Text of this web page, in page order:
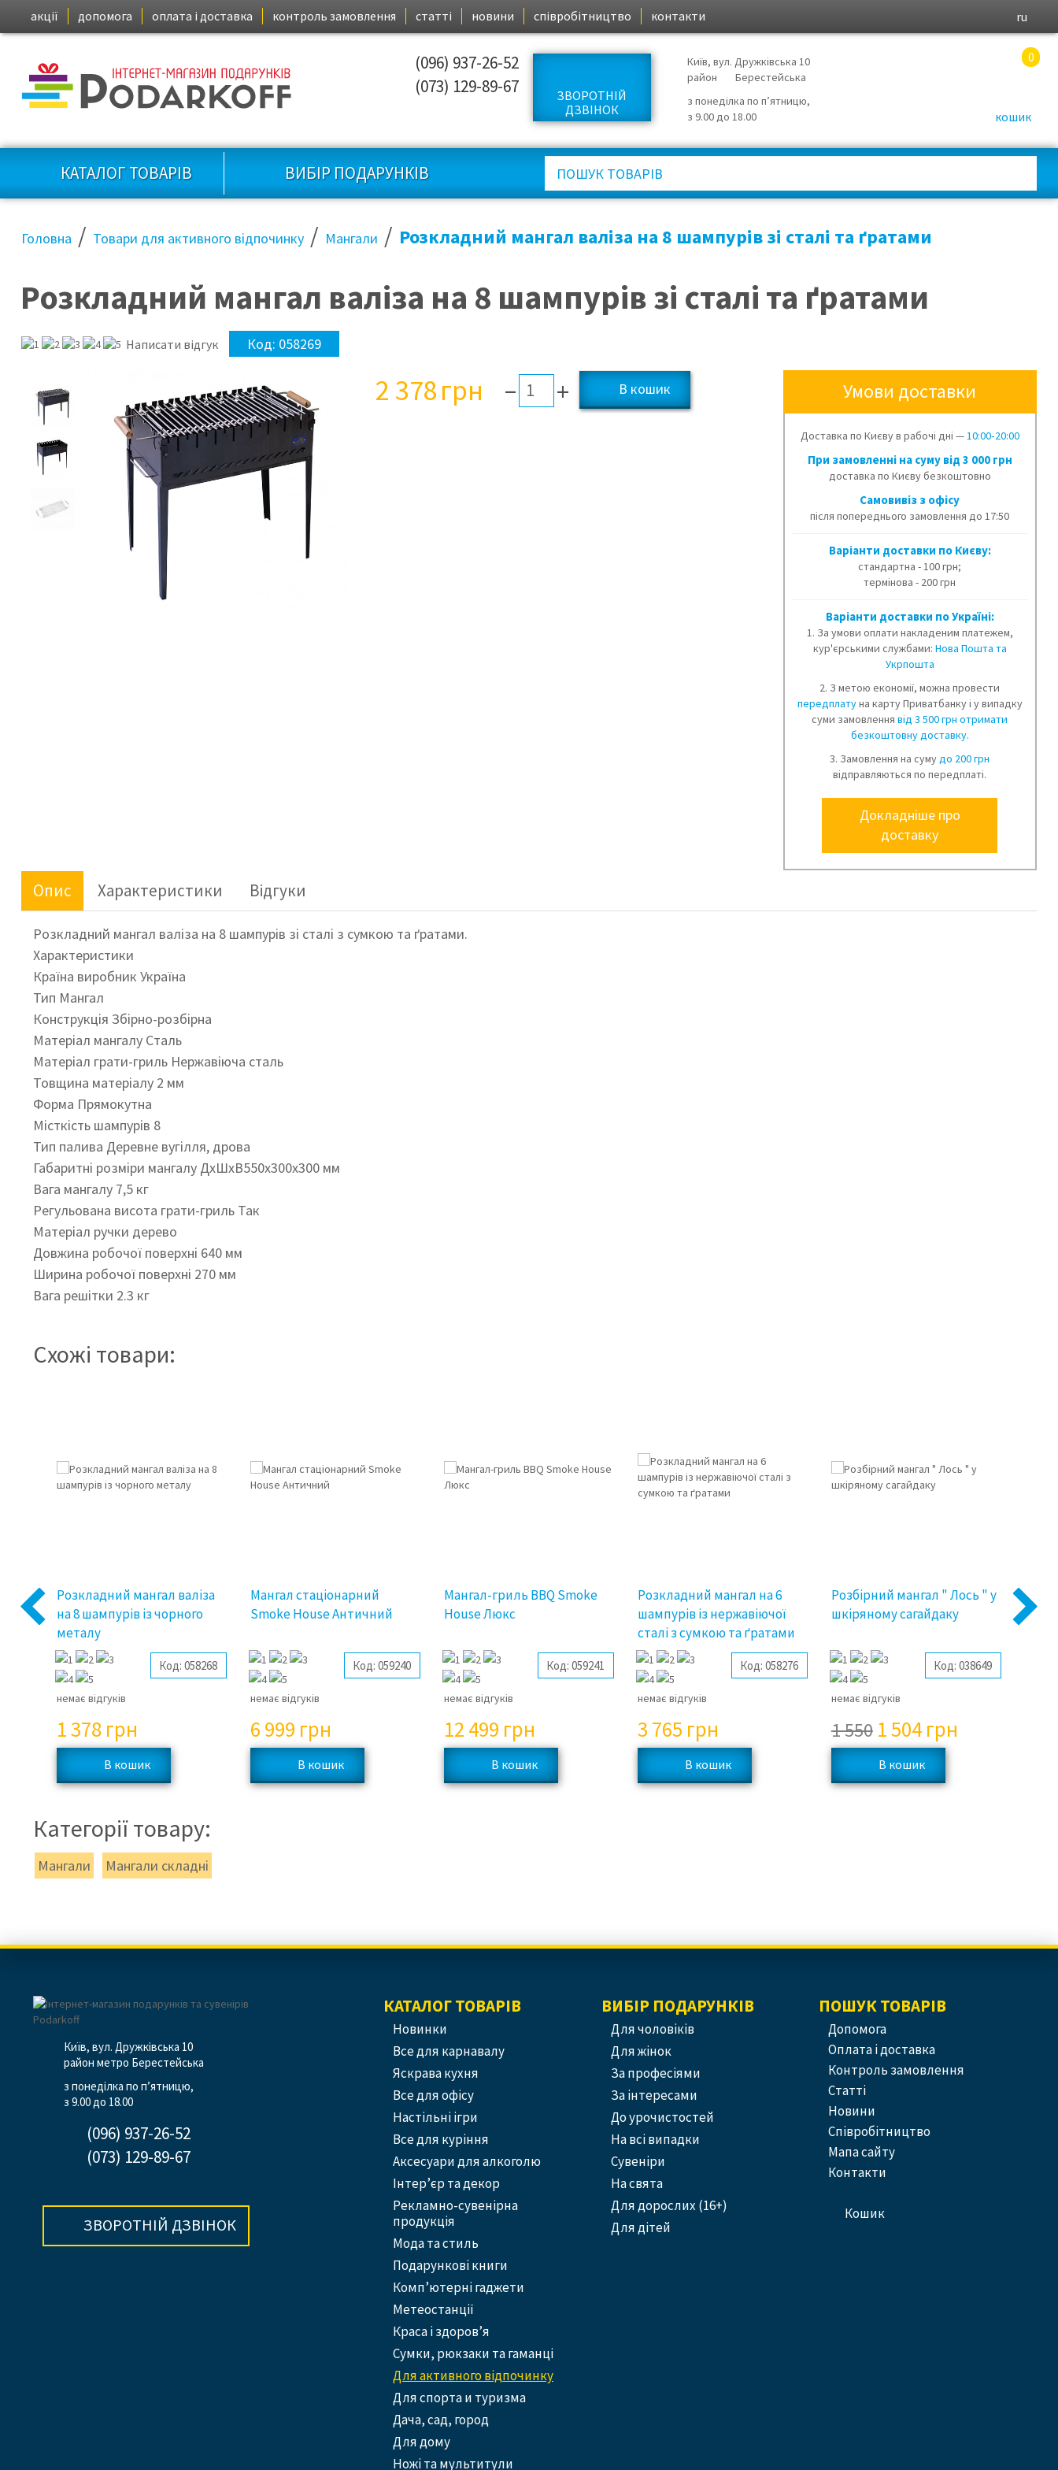
акції допомога оплата і доставка контроль замовлення статті новини співробітництво контакти ru
(096) 937-26-52
(073) 129-89-67
ЗВОРОТНІЙ
ДЗВІНОК
Київ, вул. Дружківська 10
район
Берестейська
з понеділка по п’ятницю,
з 9.00 до 18.00
0
кошик
КАТАЛОГ ТОВАРІВ ВИБІР ПОДАРУНКІВ
Головна / Товари для активного відпочинку / Мангали / Розкладний мангал валіза на 8 шампурів зі сталі та ґратами
Розкладний мангал валіза на 8 шампурів зі сталі та ґратами
Написати відгук Код: 058269
2 378грн – + Умови доставки
Доставка по Києву в рабочі дні —10:00‑20:00
При замовленні на суму від 3 000 грн
доставка по Києву безкоштовно
Cамовивіз з офісу
після попереднього замовлення до 17:50
Варіанти доставки по Києву:
стандартна - 100 грн;
термінова - 200 грн
Варіанти доставки по Україні:
1. За умови оплати накладеним платежем,
кур'єрськими службами: Нова Пошта та
Укрпошта
2. З метою економії, можна провести
передплатуна карту Приватбанку і у випадку
суми замовленнявід 3 500 грн отримати
безкоштовну доставку.
3. Замовлення на сумудо 200 грн
відправляються по передплаті.
Докладніше про
доставку
Опис Характеристики Відгуки
Розкладний мангал валіза на 8 шампурів зі сталі з сумкою та ґратами.
Характеристики
Країна виробник Україна
Тип Мангал
Конструкція Збірно-розбірна
Матеріал мангалу Сталь
Матеріал грати-гриль Нержавіюча сталь
Товщина матеріалу 2 мм
Форма Прямокутна
Місткість шампурів 8
Тип палива Деревне вугілля, дрова
Габаритні розміри мангалу ДхШхВ550х300х300 мм
Вага мангалу 7,5 кг
Регульована висота грати-гриль Так
Матеріал ручки дерево
Довжина робочої поверхні 640 мм
Ширина робочої поверхні 270 мм
Вага решітки 2.3 кг
Схожі товари:
Previous
Розкладний мангал валіза
на 8 шампурів із чорного
металу
немає відгуків
Код: 058268
1 378 грн
Мангал стаціонарний
Smoke House Античний
немає відгуків
Код: 059240
6 999 грн
Мангал-гриль BBQ Smoke
House Люкс
немає відгуків
Код: 059241
12 499 грн
Розкладний мангал на 6
шампурів із нержавіючої
сталі з сумкою та ґратами
немає відгуків
Код: 058276
3 765 грн
Розбірний мангал " Лось " у
шкіряному сагайдаку
немає відгуків
Код: 038649
1 5501 504 грн
на 6
Next
Категорії товару:
Мангали Мангали складні
Київ, вул. Дружківська 10
район метро Берестейська
з понеділка по п’ятницю,
з 9.00 до 18.00
(096) 937-26-52
(073) 129-89-67
ЗВОРОТНІЙ ДЗВІНОК
КАТАЛОГ ТОВАРІВ
Новинки
Все для карнавалу
Яскрава кухня
Все для офісу
Настільні ігри
Все для куріння
Аксесуари для алкоголю
Інтер’єр та декор
Рекламно-сувенірна
продукція
Мода та стиль
Подарункові книги
Комп’ютерні гаджети
Метеостанції
Краса і здоров’я
Сумки, рюкзаки та гаманці
Для активного відпочинку
Для спорта и туризма
Дача, сад, город
Для дому
Ножі та мультитули
ВИБІР ПОДАРУНКІВ
Для чоловіків
Для жінок
За професіями
За інтересами
До урочистостей
На всі випадки
Сувеніри
На свята
Для дорослих (16+)
Для дітей
ПОШУК ТОВАРІВ
допомога
оплата і доставка
контроль замовлення
статті
новини
співробітництво
Мапа сайту
контакти
кошик